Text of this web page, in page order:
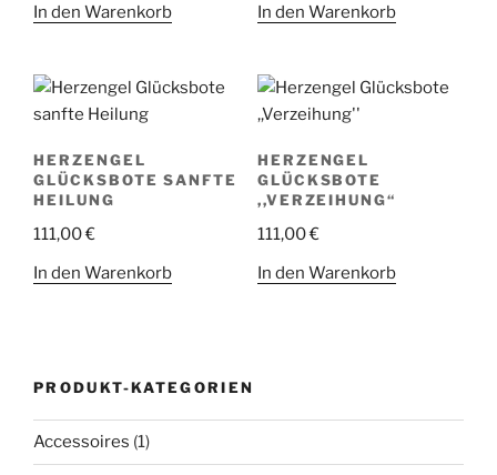
In den Warenkorb
In den Warenkorb
HERZENGEL
GLÜCKSBOTE SANFTE
HEILUNG
111,00€
In den Warenkorb
HERZENGEL
GLÜCKSBOTE
,,VERZEIHUNG“
111,00€
In den Warenkorb
PRODUKT-KATEGORIEN
Accessoires (1)